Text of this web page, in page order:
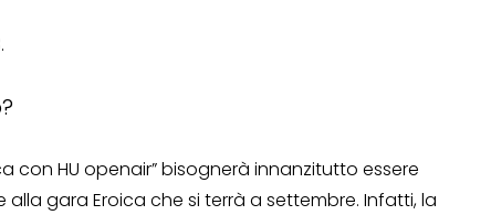
con HU openair” bisognerà innanzitutto essere
gara Eroica che si terrà a settembre. Infatti, la